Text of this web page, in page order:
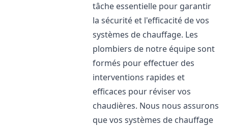
tâche essentielle pour garantir
la sécurité et l'efficacité de vos
systèmes de chauffage. Les
plombiers de notre équipe sont
formés pour effectuer des
interventions rapides et
efficaces pour réviser vos
chaudières. Nous nous assurons
que vos systèmes de chauffage